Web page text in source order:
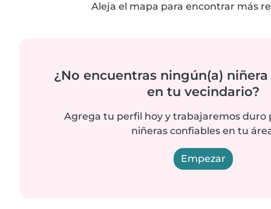
Aleja el mapa para encontrar más
¿No encuentras ningún(a)
en tu vecindario?
Agrega tu perfil hoy y trabajaremos duro
niñeras confiables en tu
Empezar